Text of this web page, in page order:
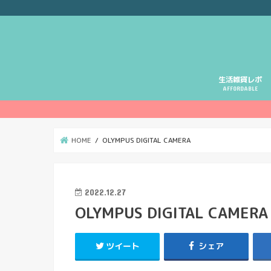
生活雑貨レポ
AFFORDABLE
HOME OLYMPUS DIGITAL CAMERA
2022.12.27
OLYMPUS DIGITAL CAMERA
ツイート シェア